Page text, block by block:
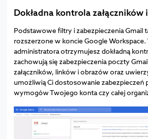
Dokładna kontrola załączników
Podstawowe filtry i zabezpieczenia Gmail
rozszerzone w koncie Google
administratora otrzymujesz dokładną
zachowują się zabezpieczenia poczty
załączników, linków i obrazów oraz
umożliwią Ci dostosowanie zabezpieczeń
wymogów Twojego konta czy całej